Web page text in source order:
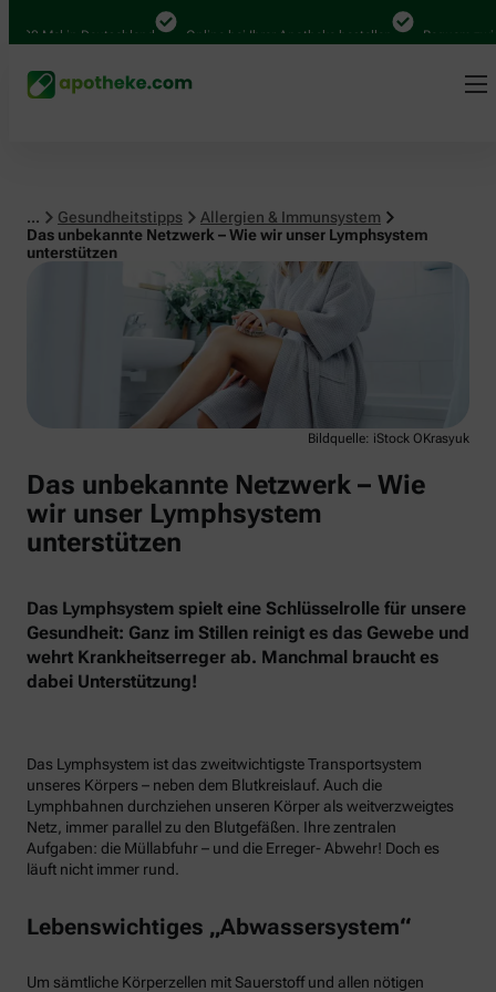
Mal in Deutschland Online bei Ihrer Apotheke bestellen Bequem
... Gesundheitstipps
Allergien & Immunsystem
Das unbekannte Netzwerk – Wie wir unser Lymphsystem
unterstützen
Allergien & Immunsystem
Bildquelle: iStock OKrasyuk
Das unbekannte Netzwerk – Wie
wir unser Lymphsystem
unterstützen
Das Lymphsystem spielt eine Schlüsselrolle für unsere
Gesundheit: Ganz im Stillen reinigt es das Gewebe und
wehrt Krankheitserreger ab. Manchmal braucht es
dabei Unterstützung!
Das Lymphsystem ist das zweitwichtigste Transportsystem
unseres Körpers – neben dem Blutkreislauf. Auch die
Lymphbahnen durchziehen unseren Körper als weitverzweigtes
Netz, immer parallel zu den Blutgefäßen. Ihre zentralen
Aufgaben: die Müllabfuhr – und die Erreger- Abwehr! Doch es
läuft nicht immer rund.
Lebenswichtiges „Abwassersystem“
Um sämtliche Körperzellen mit Sauerstoff und allen nötigen